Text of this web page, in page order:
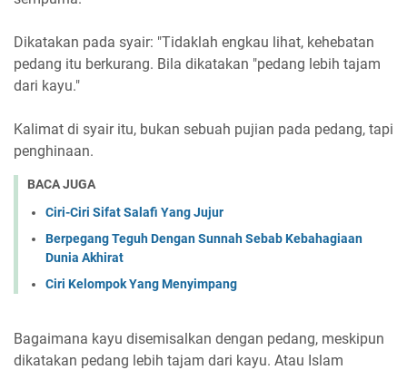
Dikatakan pada syair: "Tidaklah engkau lihat, kehebatan
pedang itu berkurang. Bila dikatakan "pedang lebih tajam
dari kayu."
Kalimat di syair itu, bukan sebuah pujian pada pedang, tapi
penghinaan.
BACA JUGA
Ciri-Ciri Sifat Salafi Yang Jujur
Berpegang Teguh Dengan Sunnah Sebab Kebahagiaan
Dunia Akhirat
Ciri Kelompok Yang Menyimpang
Bagaimana kayu disemisalkan dengan pedang, meskipun
dikatakan pedang lebih tajam dari kayu. Atau Islam